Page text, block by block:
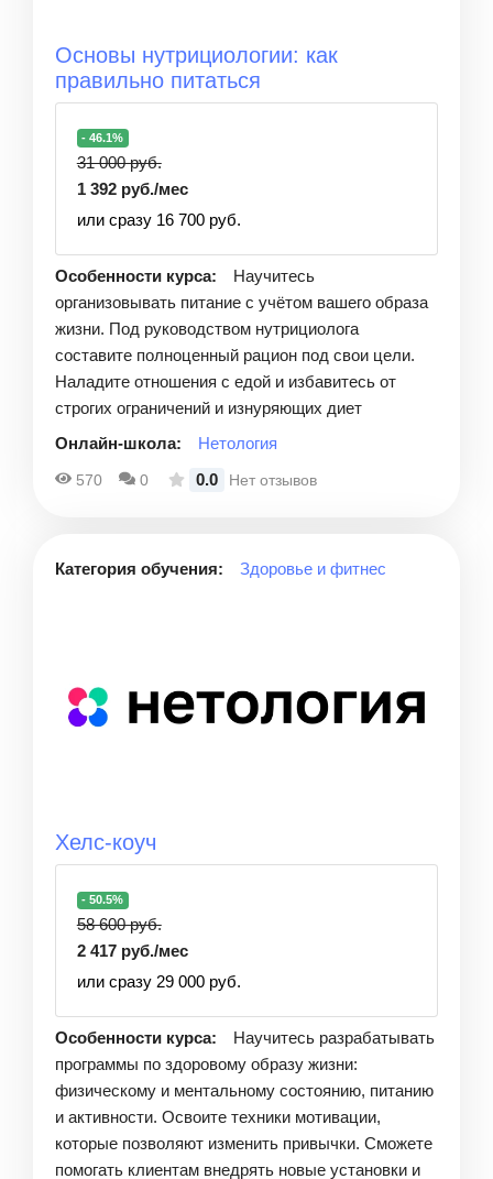
Основы нутрициологии: как
правильно питаться
- 46.1%
31 000 руб.
1 392 руб./мес
или сразу 16 700 руб.
Особенности курса:
Научитесь
организовывать питание с учётом вашего образа
жизни. Под руководством нутрициолога
составите полноценный рацион под свои цели.
Наладите отношения с едой и избавитесь от
строгих ограничений и изнуряющих диет
Онлайн-школа:
Нетология
570 0 0.0 Нет отзывов
Категория обучения: Здоровье и фитнес
Хелс-коуч
- 50.5%
58 600 руб.
2 417 руб./мес
или сразу 29 000 руб.
Особенности курса:
Научитесь разрабатывать
программы по здоровому образу жизни:
физическому и ментальному состоянию, питанию
и активности. Освоите техники мотивации,
которые позволяют изменить привычки. Сможете
помогать клиентам внедрять новые установки и